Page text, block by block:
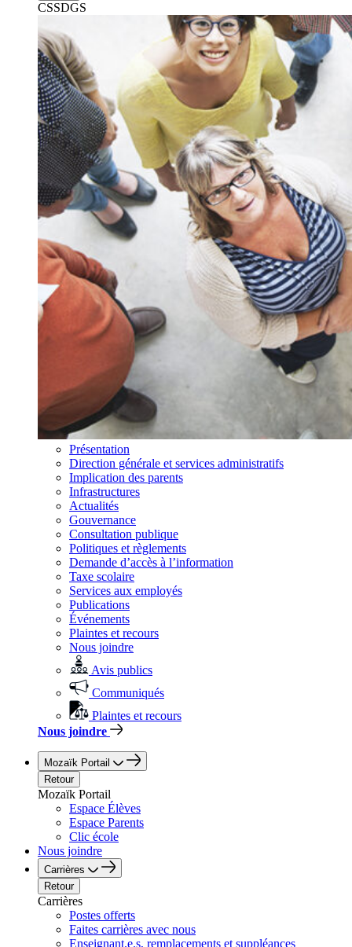
CSSDGS
Présentation
Direction générale et services administratifs
Implication des parents
Infrastructures
Actualités
Gouvernance
Consultation publique
Politiques et règlements
Demande d’accès à l’information
Taxe scolaire
Services aux employés
Publications
Événements
Plaintes et recours
Nous joindre
Avis publics
Communiqués
Plaintes et recours
Nous joindre
Mozaïk Portail
Retour
Mozaïk Portail
Espace Élèves
Espace Parents
Clic école
Nous joindre
Carrières
Retour
Carrières
Postes offerts
Faites carrières avec nous
Enseignant.e.s, remplacements et suppléances